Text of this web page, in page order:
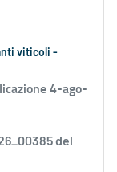
viticoli -
4-ago-
del